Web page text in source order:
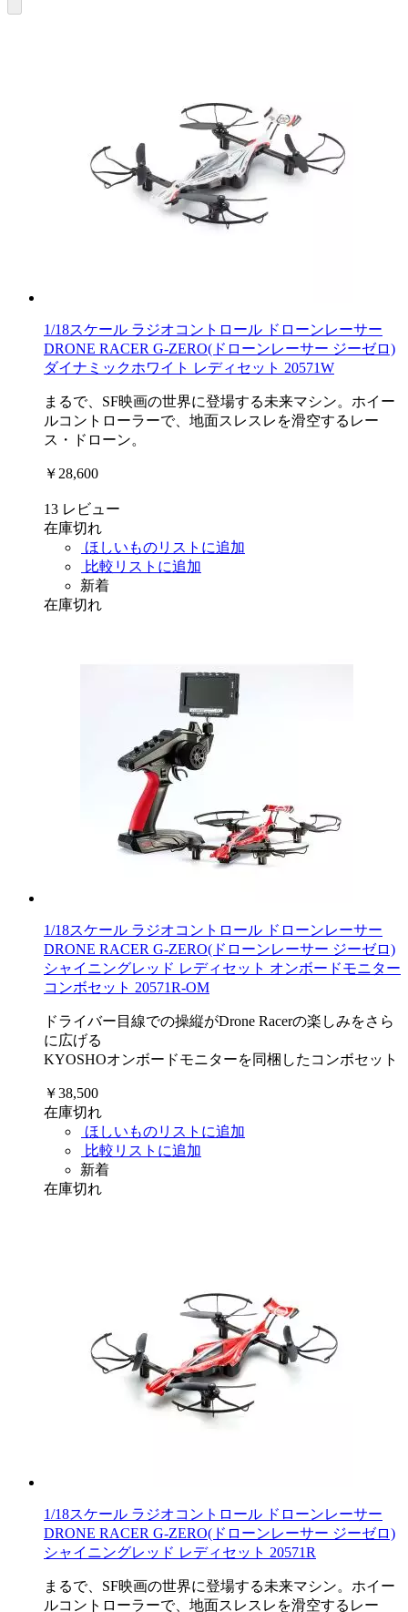
1/18スケール ラジオコントロール ドローンレーサー
DRONE RACER G-ZERO(ドローンレーサー ジーゼロ)
ダイナミックホワイト レディセット 20571W
まるで、SF映画の世界に登場する未来マシン。ホイー
ルコントローラーで、地面スレスレを滑空するレー
ス・ドローン。
￥28,600
13 レビュー
在庫切れ
ほしいものリストに追加
比較リストに追加
新着
在庫切れ
1/18スケール ラジオコントロール ドローンレーサー
DRONE RACER G-ZERO(ドローンレーサー ジーゼロ)
シャイニングレッド レディセット オンボードモニター
コンボセット 20571R-OM
ドライバー目線での操縦がDrone Racerの楽しみをさら
に広げる
KYOSHOオンボードモニターを同梱したコンボセット
￥38,500
在庫切れ
ほしいものリストに追加
比較リストに追加
新着
在庫切れ
1/18スケール ラジオコントロール ドローンレーサー
DRONE RACER G-ZERO(ドローンレーサー ジーゼロ)
シャイニングレッド レディセット 20571R
まるで、SF映画の世界に登場する未来マシン。ホイー
ルコントローラーで、地面スレスレを滑空するレー